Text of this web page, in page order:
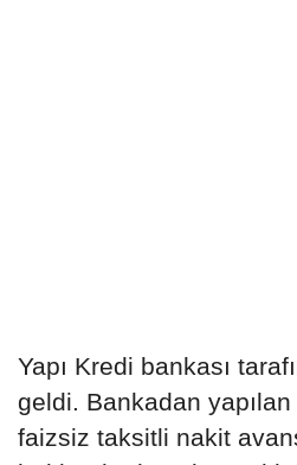
Yapı Kredi bankası
geldi. Bankadan
faizsiz taksitli nakit